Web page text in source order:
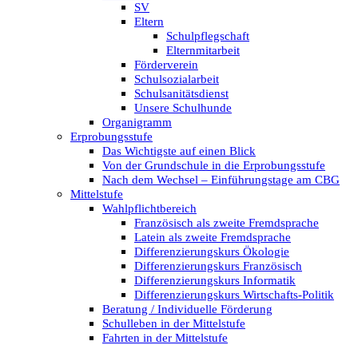
SV
Eltern
Schulpflegschaft
Elternmitarbeit
Förderverein
Schulsozialarbeit
Schulsanitätsdienst
Unsere Schulhunde
Organigramm
Erprobungsstufe
Das Wichtigste auf einen Blick
Von der Grundschule in die Erprobungsstufe
Nach dem Wechsel – Einführungstage am CBG
Mittelstufe
Wahlpflichtbereich
Französisch als zweite Fremdsprache
Latein als zweite Fremdsprache
Differenzierungskurs Ökologie
Differenzierungskurs Französisch
Differenzierungskurs Informatik
Differenzierungskurs Wirtschafts-Politik
Beratung / Individuelle Förderung
Schulleben in der Mittelstufe
Fahrten in der Mittelstufe